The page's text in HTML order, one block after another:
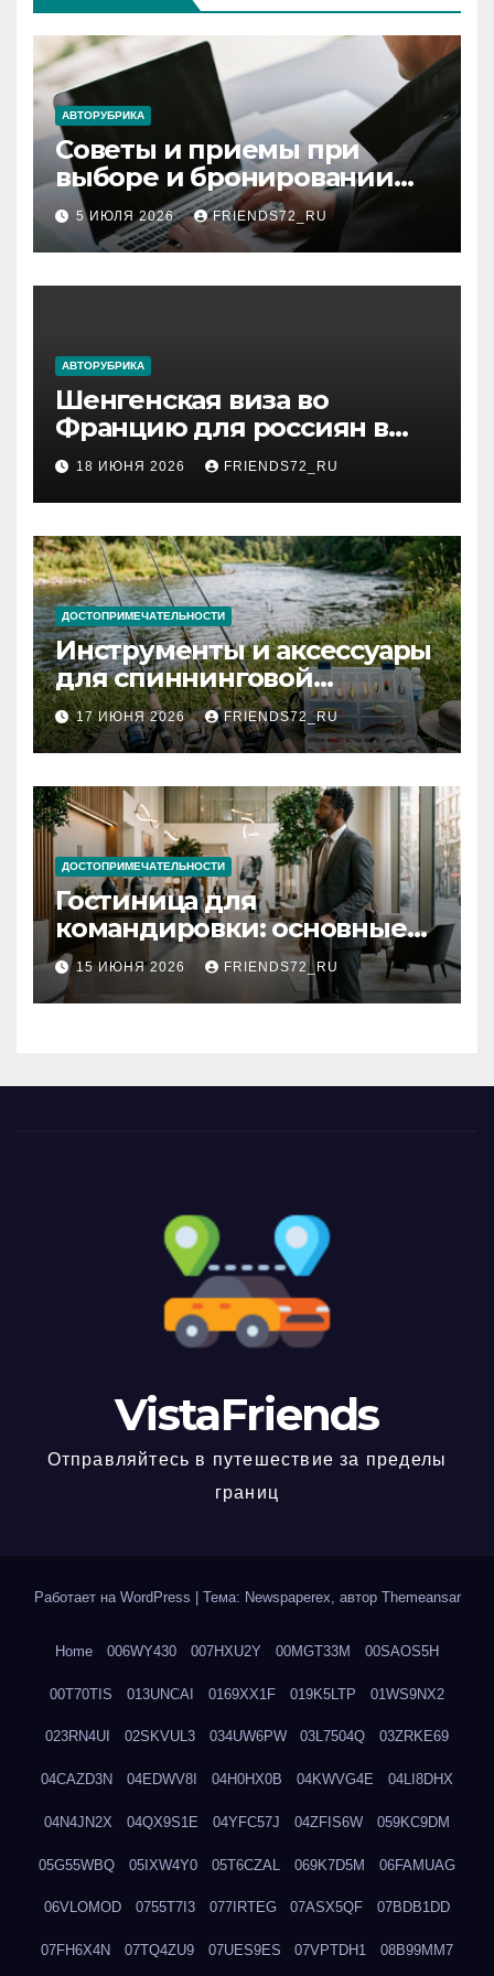
АВТОРУБРИКА
Советы и приемы при
выборе и бронировании
авиабилетов
5 ИЮЛЯ 2026 FRIENDS72_RU
АВТОРУБРИКА
Шенгенская виза во
Францию для россиян в
2026 году: сроки от 3 дней
и список необходимых
документов
18 ИЮНЯ 2026 FRIENDS72_RU
ДОСТОПРИМЕЧАТЕЛЬНОСТИ
Инструменты и аксессуары
для спиннинговой
рыбалки: назначение и
типы
17 ИЮНЯ 2026 FRIENDS72_RU
ДОСТОПРИМЕЧАТЕЛЬНОСТИ
Гостиница для
командировки: основные
критерии выбора
15 ИЮНЯ 2026 FRIENDS72_RU
VistaFriends
Отправляйтесь в путешествие за пределы
границ
Работает на WordPress Тема: Newspaperex, автор Themeansar
Home 006WY430 007HXU2Y 00MGT33M 00SAOS5H
00T70TIS 013UNCAI 0169XX1F 019K5LTP 01WS9NX2
023RN4UI 02SKVUL3 034UW6PW 03L7504Q 03ZRKE69
04CAZD3N 04EDWV8I 04H0HX0B 04KWVG4E 04LI8DHX
04N4JN2X 04QX9S1E 04YFC57J 04ZFIS6W 059KC9DM
05G55WBQ 05IXW4Y0 05T6CZAL 069K7D5M 06FAMUAG
06VLOMOD 0755T7I3 077IRTEG 07ASX5QF 07BDB1DD
07FH6X4N 07TQ4ZU9 07UES9ES 07VPTDH1 08B99MM7